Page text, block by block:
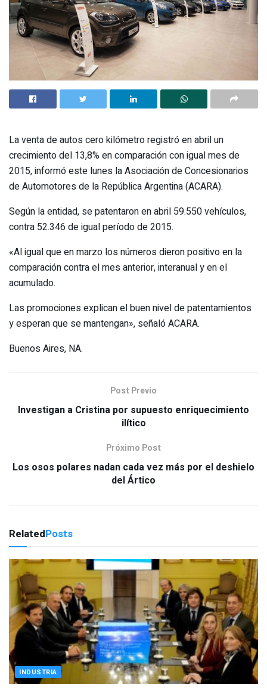
La venta de autos cero kilómetro registró en abril un
crecimiento del 13,8% en comparación con igual mes de
2015, informó este lunes la Asociación de Concesionarios
de Automotores de la República Argentina (ACARA).
Según la entidad, se patentaron en abril 59.550 vehículos,
contra 52.346 de igual período de 2015.
«Al igual que en marzo los números dieron positivo en la
comparación contra el mes anterior, interanual y en el
acumulado.
Las promociones explican el buen nivel de patentamientos
y esperan que se mantengan», señaló ACARA.
Buenos Aires, NA.
Post Previo
Investigan a Cristina por supuesto enriquecimiento
ilítico
Próximo Post
Los osos polares nadan cada vez más por el deshielo
del Ártico
RelatedPosts
INDUSTRIA